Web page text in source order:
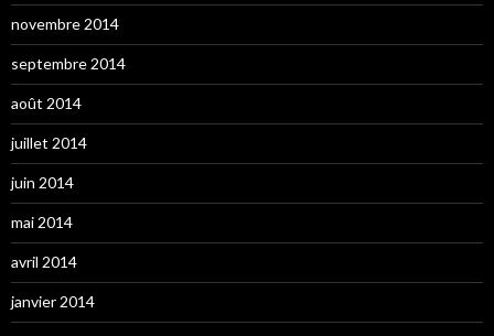
novembre 2014
septembre 2014
août 2014
juillet 2014
juin 2014
mai 2014
avril 2014
janvier 2014